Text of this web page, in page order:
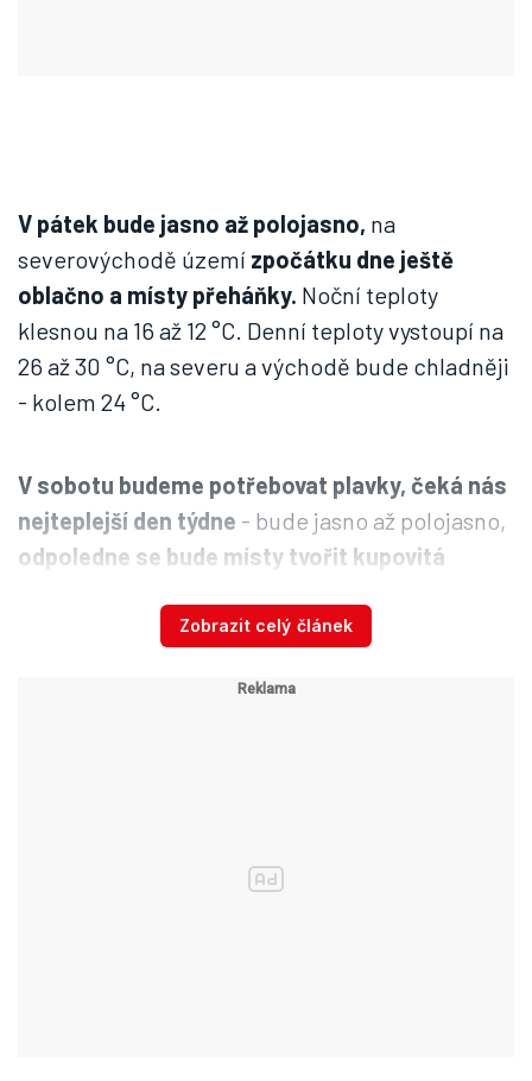
V pátek bude jasno až polojasno, na
severovýchodě území zpočátku dne ještě
oblačno a místy přeháňky. Noční teploty
klesnou na 16 až 12 °C. Denní teploty vystoupí na
26 až 30 °C, na severu a východě bude chladněji
- kolem 24 °C.
V sobotu budeme potřebovat plavky, čeká nás
nejteplejší den týdne - bude jasno až polojasno,
odpoledne se bude místy tvořit kupovitá
přeháňky nebo bouřky.Noční teploty budou
Zobrazit celý článek